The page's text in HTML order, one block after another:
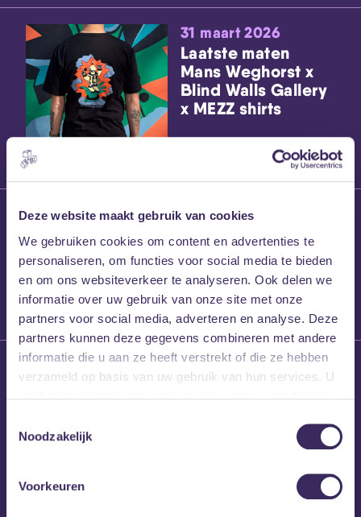
Deze website maakt gebruik van cookies
We gebruiken cookies om content en advertenties te
personaliseren, om functies voor social media te bieden
en om ons websiteverkeer te analyseren. Ook delen we
informatie over uw gebruik van onze site met onze
partners voor social media, adverteren en analyse. Deze
partners kunnen deze gegevens combineren met andere
informatie die u aan ze heeft verstrekt of die ze hebben
verzameld op basis van uw gebruik van hun services. U
Noodzakelijk
Voorkeuren
31 maart 2026
Laatste maten
Mans Weghorst x
Blind Walls Gallery
x MEZZ shirts
27 maart 2026
Willem’s Blog:
Frans Kalf
26 maart 2026
Willem’s Blog: High